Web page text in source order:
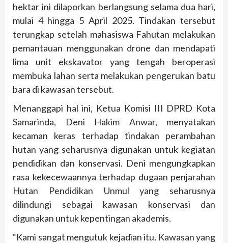
hektar ini dilaporkan berlangsung selama dua hari,
mulai 4 hingga 5 April 2025. Tindakan tersebut
terungkap setelah mahasiswa Fahutan melakukan
pemantauan menggunakan drone dan mendapati
lima unit ekskavator yang tengah beroperasi
membuka lahan serta melakukan pengerukan batu
bara di kawasan tersebut.
Menanggapi hal ini, Ketua Komisi III DPRD Kota
Samarinda, Deni Hakim Anwar, menyatakan
kecaman keras terhadap tindakan perambahan
hutan yang seharusnya digunakan untuk kegiatan
pendidikan dan konservasi. Deni mengungkapkan
rasa kekecewaannya terhadap dugaan penjarahan
Hutan Pendidikan Unmul yang seharusnya
dilindungi sebagai kawasan konservasi dan
digunakan untuk kepentingan akademis.
“Kami sangat mengutuk kejadian itu. Kawasan yang